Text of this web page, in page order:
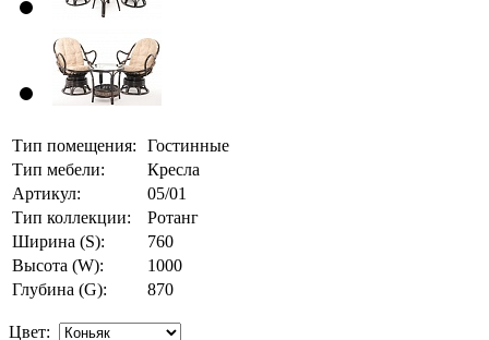
Тип помещения:
Гостинные
Тип мебели:
Кресла
Артикул:
05/01
Тип коллекции:
Ротанг
Ширина (S):
760
Высота (W):
1000
Глубина (G):
870
Цвет: